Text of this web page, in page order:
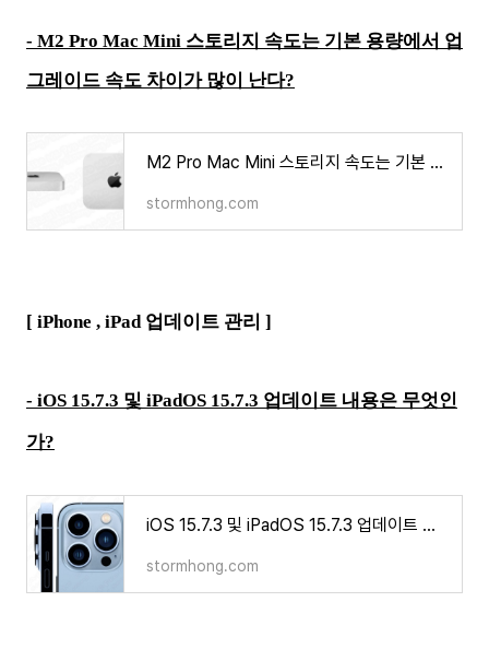
- M2 Pro Mac Mini 스토리지 속도는 기본 용량에서 업
그레이드 속도 차이가 많이 난다?
M2 Pro Mac Mini 스토리지 속도는 기본 용량에서 업그레이드 속도 차이가 많이 난다?
stormhong.com
[ iPhone , iPad 업데이트 관리 ]
- iOS 15.7.3 및 iPadOS 15.7.3 업데이트 내용은 무엇인
가?
iOS 15.7.3 및 iPadOS 15.7.3 업데이트 내용은 무엇인가?
stormhong.com